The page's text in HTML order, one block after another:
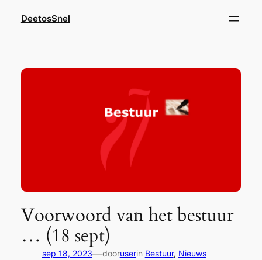
DeetosSnel
Voorwoord van het bestuur
… (18 sept)
sep 18, 2023—dooruserin Bestuur, Nieuws